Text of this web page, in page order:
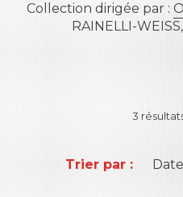
Collection dirigée par :
RAINELLI-WEISS,
3
Trier par :